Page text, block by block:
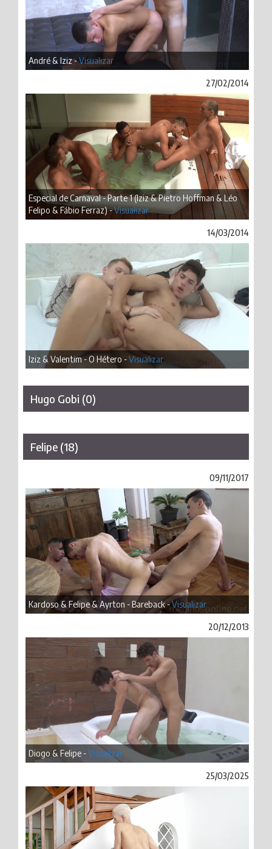
André & Iziz -Visualizar
27/02/2014
Especial de Carnaval - Parte 1 (Iziz & Pietro Hoffman & Léo
Felipo & Fábio Ferraz) -Visualizar
14/03/2014
Iziz & Valentim - O Hétero -Visualizar
Hugo Gobi (0)
Felipe (18)
09/11/2017
Kardoso & Felipe & Ayrton - Bareback -Visualizar
20/12/2013
Diogo & Felipe -Visualizar
25/03/2025